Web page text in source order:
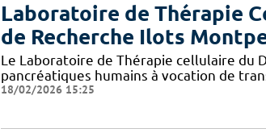
Laboratoire de Thérapie
de Recherche Ilots
Le Laboratoire de Thérapie cellulaire du
pancréatiques humains à vocation de
18/02/2026 15:25